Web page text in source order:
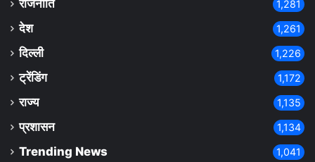
राजनीति 1,281
देश 1,261
दिल्ली 1,226
ट्रेंडिंग 1,172
राज्य 1,135
प्रशासन 1,134
Trending News 1,041